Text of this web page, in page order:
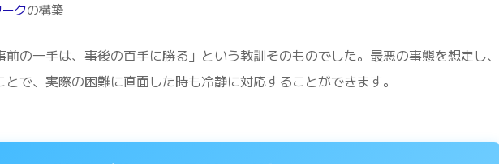
クの構築
の一手は、事後の百手に勝る」という教訓そのものでした。最悪の事態を想定し、
で、実際の困難に直面した時も冷静に対応することができます。